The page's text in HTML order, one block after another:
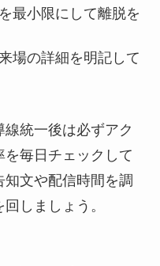
最小限にして離脱を
場の詳細を明記して
統一後は必ずアク
毎日チェックして
文や配信時間を調
しましょう。